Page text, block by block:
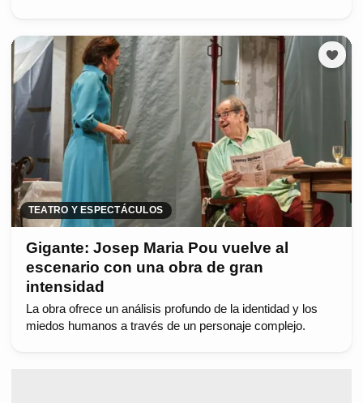
TEATRO Y ESPECTÁCULOS
Gigante: Josep Maria Pou vuelve al
escenario con una obra de gran
intensidad
La obra ofrece un análisis profundo de la identidad y los
miedos humanos a través de un personaje complejo.